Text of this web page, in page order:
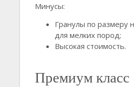
Минусы:
Гранулы по размеру
для мелких пород;
Высокая стоимость.
Премиум класс